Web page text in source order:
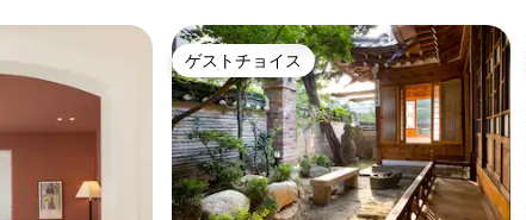
ル
ゲストチョイス
ゲストチョイス